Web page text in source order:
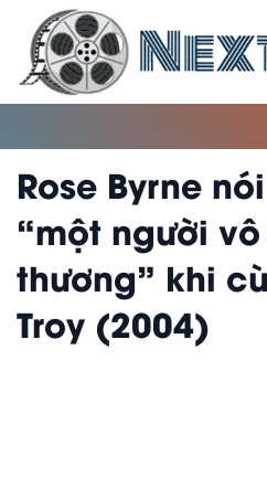
Rose Byrne
“một người
thương” khi
Troy (2004)